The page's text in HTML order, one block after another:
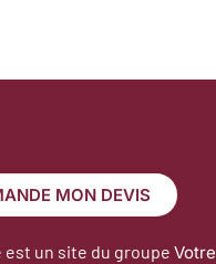
MON DEVIS
est un site du groupe Votre